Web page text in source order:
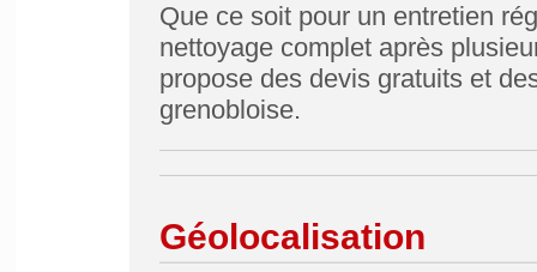
Que ce soit pour un entretien
nettoyage complet après
propose des devis gratuits et
grenobloise.
Géolocalisation